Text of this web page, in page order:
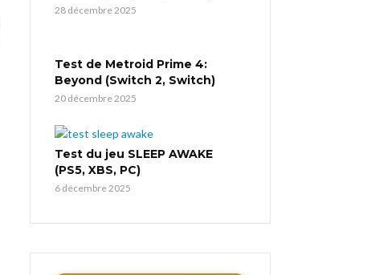
28 décembre 2025
Test de Metroid Prime 4:
Beyond (Switch 2, Switch)
20 décembre 2025
Test du jeu SLEEP AWAKE
(PS5, XBS, PC)
6 décembre 2025